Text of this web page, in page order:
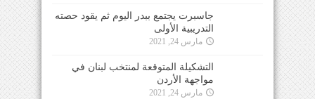
جاسبرت يجتمع ببدر اليوم ثم يقود حصته
التدريبية الأولى
مارس 24, 2021
التشكيلة المتوقعة لمنتخب لبنان في
مواجهة الأردن
مارس 24, 2021